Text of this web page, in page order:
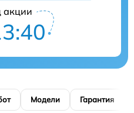
акции
Модели Гарантия